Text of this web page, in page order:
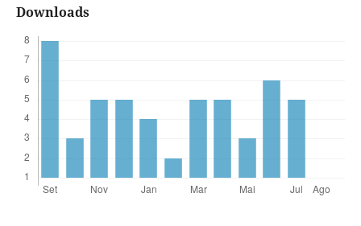
Downloads